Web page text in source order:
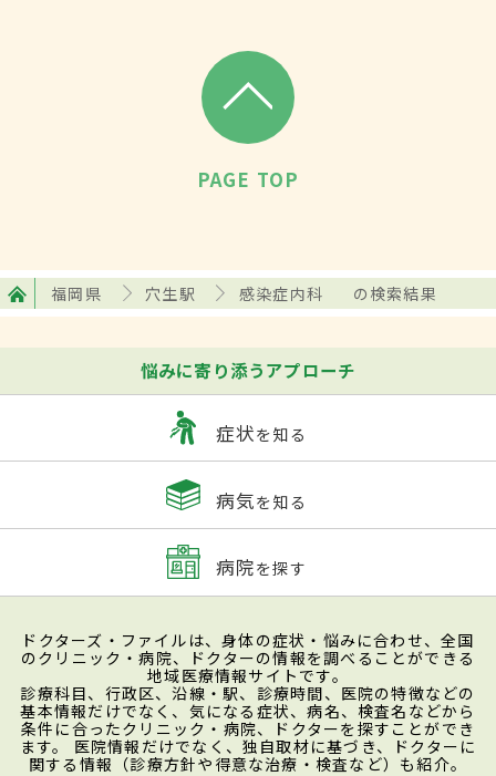
PAGE TOP
福岡県 穴生駅 感染症内科 の検索結果
悩みに寄り添うアプローチ
症状を知る
病気を知る
病院を探す
ドクターズ・ファイルは、身体の症状・悩みに合わせ、全国
のクリニック・病院、ドクターの情報を調べることができる
地域医療情報サイトです。
診療科目、行政区、沿線・駅、診療時間、医院の特徴などの
基本情報だけでなく、気になる症状、病名、検査名などから
条件に合ったクリニック・病院、ドクターを探すことができ
ます。 医院情報だけでなく、独自取材に基づき、ドクターに
関する情報（診療方針や得意な治療・検査など）も紹介。